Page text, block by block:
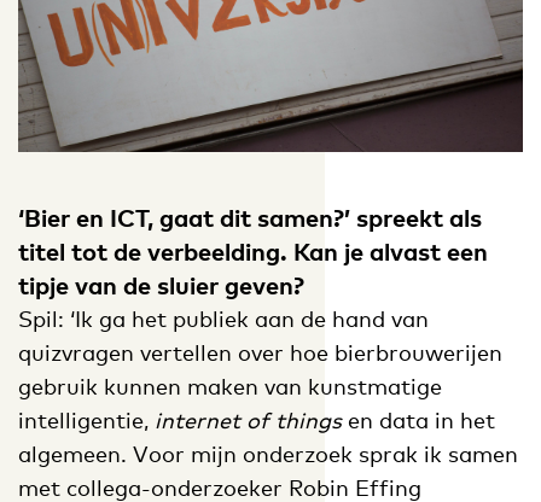
‘Bier en ICT, gaat dit samen?’ spreekt als
titel tot de verbeelding. Kan je alvast een
tipje van de sluier geven?
Spil: ‘Ik ga het publiek aan de hand van
quizvragen vertellen over hoe bierbrouwerijen
gebruik kunnen maken van kunstmatige
intelligentie, internet of thingsen data in het
algemeen. Voor mijn onderzoek sprak ik samen
met collega-onderzoeker Robin Effing